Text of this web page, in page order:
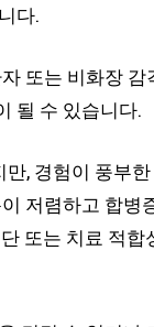
다.
또는 비화장
될 수 있습니다.
, 경험이 풍부
저렴하고 합
또는 치료 적